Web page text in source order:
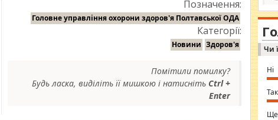
Позначення:
Головне управління охорони здоров'я Полтавської ОДА
Категорії:
Новини Здоров'я
Помітили помилку?
Будь ласка, виділіть її мишкою і натисніть Ctrl +
Enter
ми
in
⇒
Чи
Ні
Так
Ще